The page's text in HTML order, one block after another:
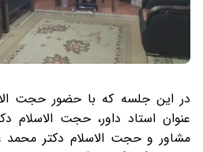
در این جلسه که با حضور حجت
عنوان استاد داور، حجت الاسلام
مشاور و حجت الاسلام دکتر محمد